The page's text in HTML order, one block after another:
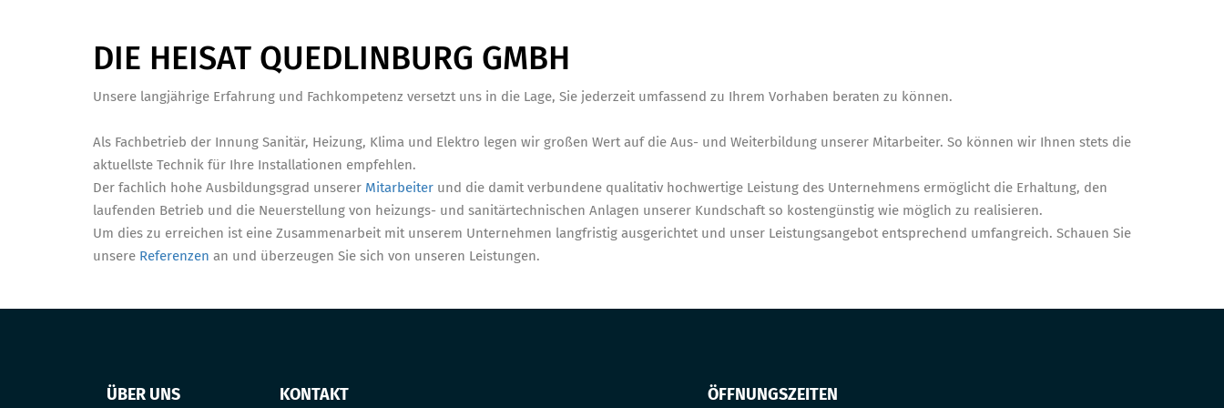
DIE HEISAT QUEDLINBURG GMBH
Unsere langjährige Erfahrung und Fachkompetenz versetzt uns in die Lage, Sie jederzeit umfassend zu Ihrem Vorhaben beraten zu können.
Als Fachbetrieb der Innung Sanitär, Heizung, Klima und Elektro legen wir großen Wert auf die Aus- und Weiterbildung unserer Mitarbeiter. So können wir Ihnen stets die
aktuellste Technik für Ihre Installationen empfehlen.
Der fachlich hohe Ausbildungsgrad unserer Mitarbeiter und die damit verbundene qualitativ hochwertige Leistung des Unternehmens ermöglicht die Erhaltung, den
laufenden Betrieb und die Neuerstellung von heizungs- und sanitärtechnischen Anlagen unserer Kundschaft so kostengünstig wie möglich zu realisieren.
Um dies zu erreichen ist eine Zusammenarbeit mit unserem Unternehmen langfristig ausgerichtet und unser Leistungsangebot entsprechend umfangreich. Schauen Sie
unsere Referenzen an und überzeugen Sie sich von unseren Leistungen.
ÜBER UNS KONTAKT ÖFFNUNGSZEITEN